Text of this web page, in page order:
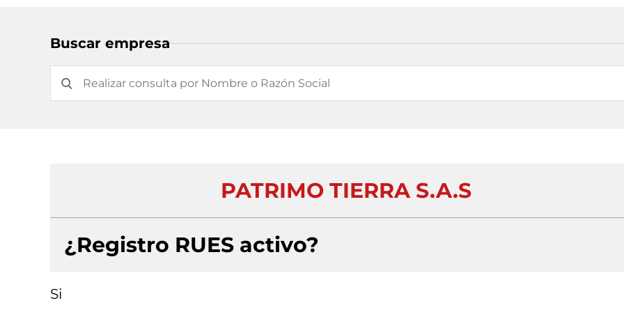
Buscar empresa
PATRIMO TIERRA S.A.S
¿Registro RUES activo?
Si